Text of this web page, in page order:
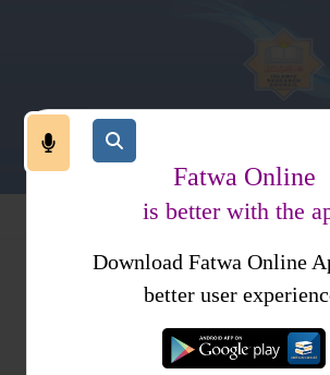
اور حج
کتب فتاوی
فتاوی ثنائیہ امرتسری جلد 1
Fatwa Online
is better with the
Download Fatwa Online
better user